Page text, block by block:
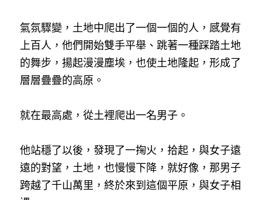
氣氛驟變，土地中爬出了一個一個的人，感覺有
上百人，他們開始雙手平舉、跳著一種踩踏土地
的舞步，揚起漫漫塵埃，也使土地隆起，形成了
層層疊疊的高原。
就在最高處，從土裡爬出一名男子。
他站穩了以後，發現了一掬火，拾起，與女子遠
遠的對望，土地，也慢慢下降，就好像，那男子
跨越了千山萬里，終於來到這個平原，與女子相